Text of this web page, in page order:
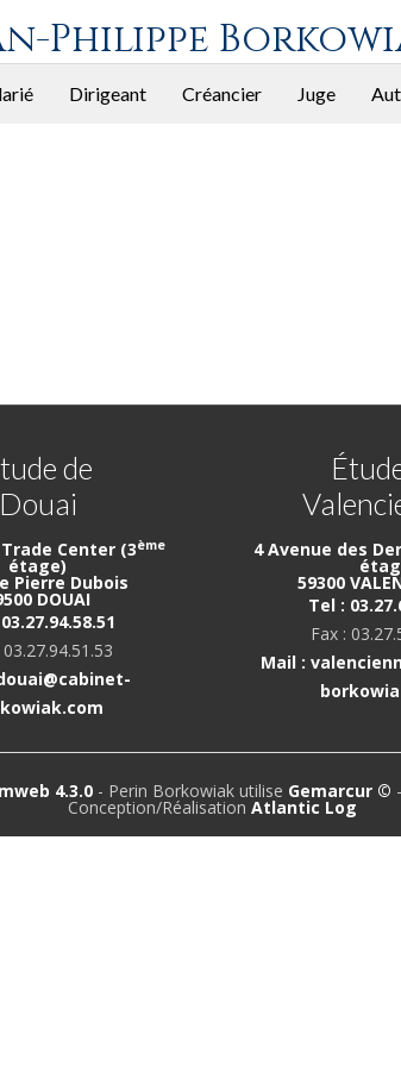
Philippe
Dirigeant Créancier Juge
de
Douai
Center (3ème
étage)
Pierre Dubois
DOUAI
03.27.94.51.53
4 Avenue des
59300
Tel :
Fax :
Mail :
4.3.0 - Perin Borkowiak utilise Gemarcur © -
Conception/Réalisation Atlantic Log